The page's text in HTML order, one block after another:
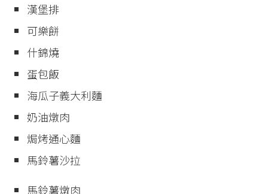
漢堡排
可樂餅
什錦燒
蛋包飯
海瓜子義大利麵
奶油燉肉
焗烤通心麵
馬鈴薯沙拉
馬鈴薯燉肉